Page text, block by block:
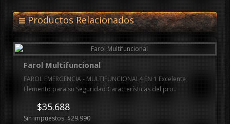
Productos Relacionados
Farol Multifuncional
FAROL EMERGENCIA - MULTIFUNCIONAL4 EN 1 Excelente
Elemento para su Seguridad Características del pro..
$35.688
Sin impuestos: $29.990